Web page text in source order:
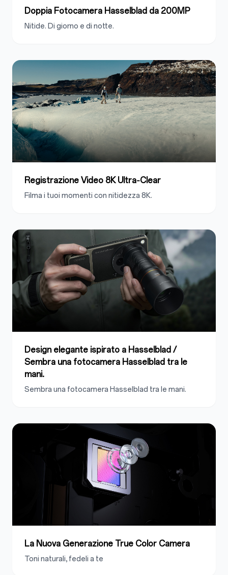
Doppia Fotocamera Hasselblad da 200MP
Nitide. Di giorno e di notte.
Registrazione Video 8K Ultra‑Clear
Filma i tuoi momenti con nitidezza 8K.
Design elegante ispirato a Hasselblad /
Sembra una fotocamera Hasselblad tra le
mani.
Sembra una fotocamera Hasselblad tra le mani.
La Nuova Generazione True Color Camera
Toni naturali, fedeli a te